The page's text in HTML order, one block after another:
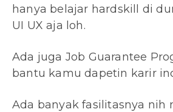
hanya belajar hardskill di
UI UX aja loh.
Ada juga Job Guarantee
bantu kamu dapetin karir
Ada banyak fasilitasnya nih